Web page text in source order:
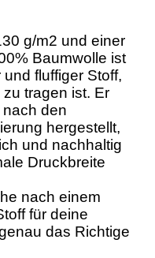
g/m2 und einer
Baumwolle ist
fluffiger Stoff,
tragen ist. Er
den
hergestellt,
und nachhaltig
Druckbreite
nach einem
für deine
das Richtige